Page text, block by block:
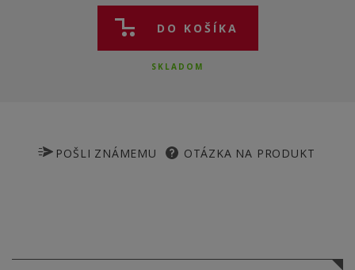
DO KOŠÍKA
SKLADOM
POŠLI ZNÁMEMU OTÁZKA NA PRODUKT